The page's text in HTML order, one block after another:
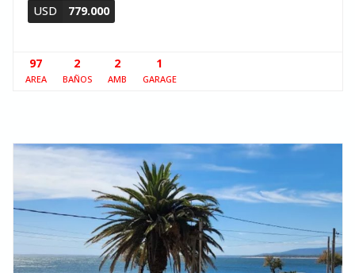
USD 779.000
97
AREA
2
BAÑOS
2
AMB
1
GARAGE